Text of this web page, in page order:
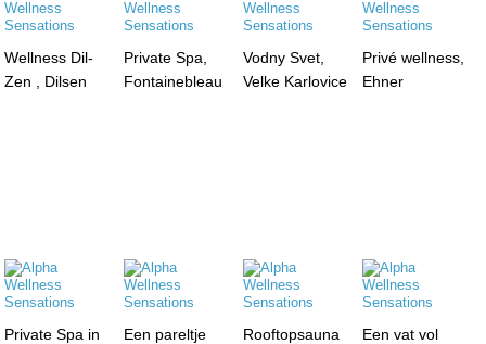
Wellness Dil-
Zen , Dilsen
Private Spa,
Fontainebleau
Vodny Svet,
Velke Karlovice
Privé wellness,
Ehner
Private Spa in
Een pareltje Rooftopsauna
Een vat vol